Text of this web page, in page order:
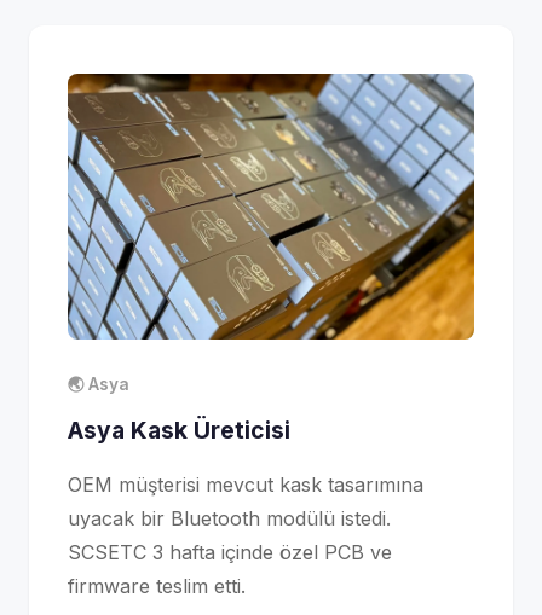
🌏 Asya
Asya Kask Üreticisi
OEM müşterisi mevcut kask tasarımına
uyacak bir Bluetooth modülü istedi.
SCSETC 3 hafta içinde özel PCB ve
firmware teslim etti.